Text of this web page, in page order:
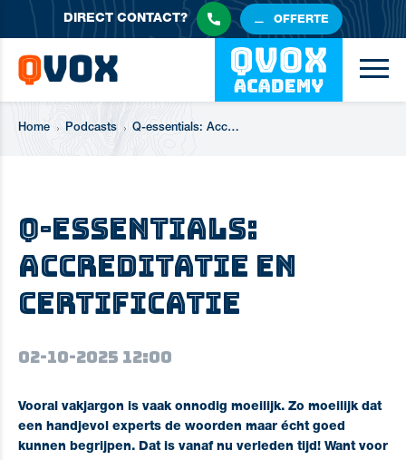
DIRECTCONTACT? OFFERTE
Home Podcasts Q-essentials: Accreditatie en Certificatie (1)
Q-essentials:
Accreditatie en
Certificatie
02-10-2025 12:00
Vooral vakjargon is vaak onnodig moeilijk. Zo moeilijk dat
een handjevol experts de woorden maar écht goed
kunnen begrijpen. Dat is vanaf nu verleden tijd! Want voor